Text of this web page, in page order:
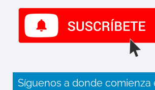
Síguenos a donde comienza